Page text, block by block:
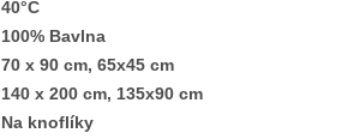
40°C
100% Bavlna
70 x 90 cm, 65x45 cm
140 x 200 cm, 135x90 cm
Na knoflíky